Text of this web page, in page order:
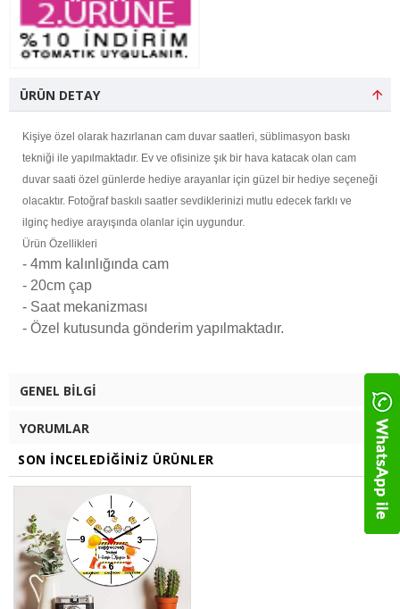
ÜRÜN DETAY
Kişiye özel olarak hazırlanan cam duvar saatleri, süblimasyon baskı
tekniği ile yapılmaktadır. Ev ve ofisinize şık bir hava katacak olan cam
duvar saati özel günlerde hediye arayanlar için güzel bir hediye seçeneği
olacaktır. Fotoğraf baskılı saatler sevdiklerinizi mutlu edecek farklı ve
ilginç hediye arayışında olanlar için uygundur.
Ürün Özellikleri
- 4mm kalınlığında cam
- 20cm çap
- Saat mekanizması
- Özel kutusunda gönderim yapılmaktadır.
GENEL BILGI
YORUMLAR
SON İNCELEDIĞINIZ ÜRÜNLER